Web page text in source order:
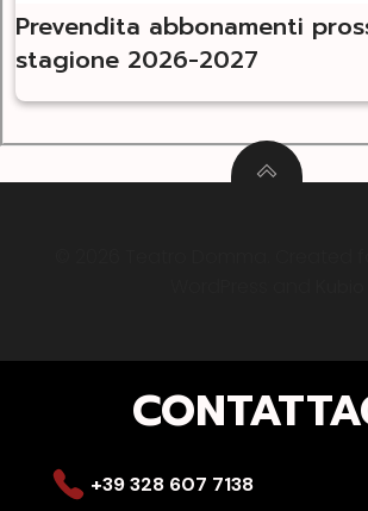
Prevendita abbonamenti
stagione 2026-2027
+39 328 607 7138